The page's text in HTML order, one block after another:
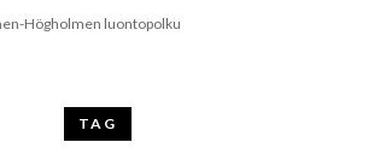
Högholmen luontopolku
TAG